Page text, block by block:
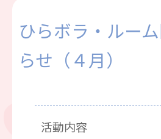
ひらボラ・ルー
らせ（４月）
活動内容